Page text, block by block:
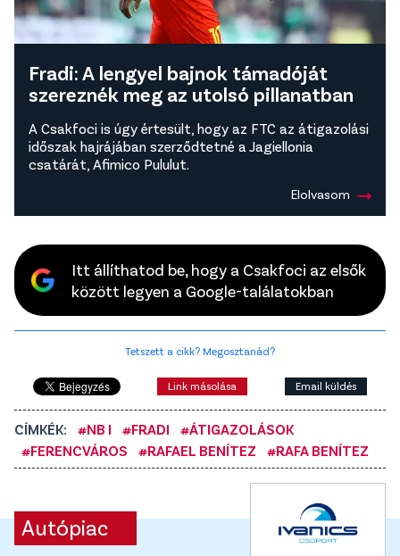
Fradi: A lengyel bajnok támadóját
szereznék meg az utolsó pillanatban
A Csakfoci is úgy értesült, hogy az FTC az átigazolási
időszak hajrájában szerződtetné a Jagiellonia
csatárát, Afimico Pululut.
Elolvasom
Itt állíthatod be, hogy a Csakfoci az elsők
között legyen a Google-találatokban
Tetszett a cikk? Megosztanád?
Link másolása Email küldés
CÍMKÉK: #NB I #FRADI
#ÁTIGAZOLÁSOK
#FERENCVÁROS
#RAFAEL BENÍTEZ #RAFA BENÍTEZ
Autópiac